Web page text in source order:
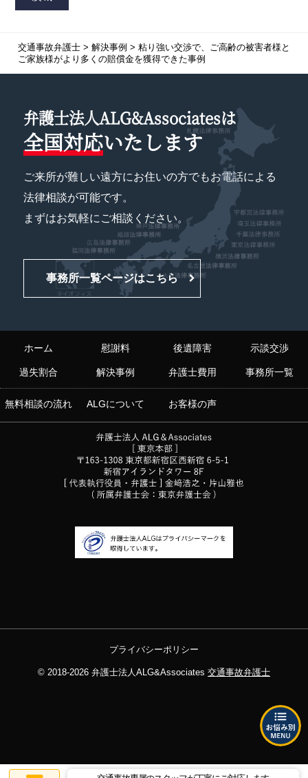
交通事故弁護士> 解決事例 > 粘り強い交渉で、ご高齢の被害者様と
ご家族様がより多くの賠償金を獲得できた事例
弁護士法人ALG&Associatesは
全国対応いたします
ご来所が難しい遠方にお住いの方でもお電話による
法律相談が可能です。
まずはお気軽にご相談ください。
事務所一覧ページはこちら
ホーム 慰謝料 後遺障害 示談交渉
過失割合 解決事例 弁護士費用 事務所一覧
無料相談の流れ ALGについて お客様の声
プライバシーポリシー
© 2018-2026 弁護士法人ALG&Associates 交通事故弁護士